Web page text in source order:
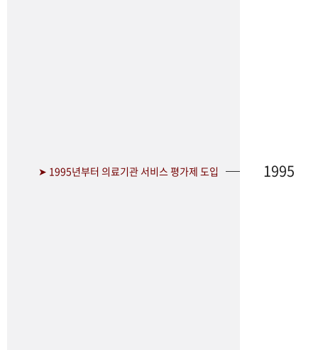
➤ 1995년부터 의료기관 서비스 평가제 도입 1995